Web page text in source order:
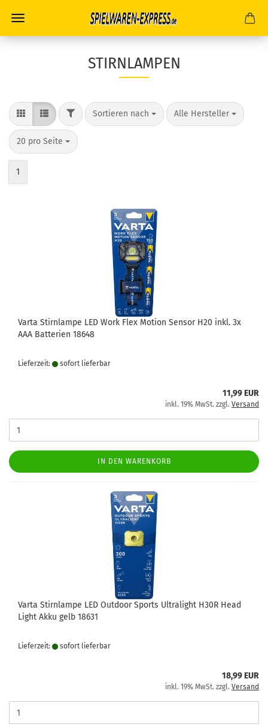
STIRNLAMPEN
FILTERSortieren nach
Sortieren nach Alle Hersteller
pro Seite
20 pro Seite
pro Seite
1
Varta Stirnlampe LED Work Flex Motion Sensor H20 inkl. 3x
AAA Batterien 18648
Lieferzeit: sofort lie­fer­bar
11,99 EUR
inkl. 19% MwSt. zzgl. Versand
IN DEN WARENKORB
Varta Stirnlampe LED Outdoor Sports Ultralight H30R Head
Light Akku gelb 18631
Lieferzeit: sofort lie­fer­bar
18,99 EUR
inkl. 19% MwSt. zzgl. Versand